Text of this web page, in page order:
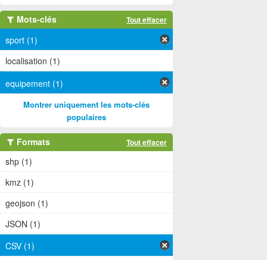
Mots-clés Tout effacer
sport (1)
localisation (1)
equipement (1)
Montrer uniquement les mots-clés
populaires
Formats Tout effacer
shp (1)
kmz (1)
geojson (1)
JSON (1)
CSV (1)